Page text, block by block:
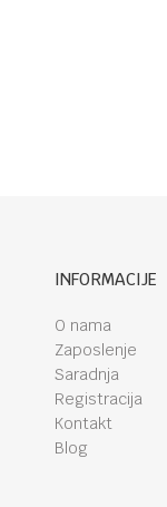
INFORMACIJE
O nama
Zaposlenje
Saradnja
Registracija
Kontakt
Blog